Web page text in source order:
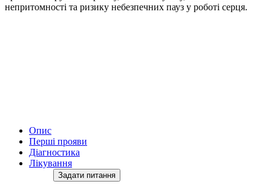
непритомності та ризику небезпечних пауз у роботі серця.
Опис
Перші прояви
Діагностика
Лікування
Задати питання